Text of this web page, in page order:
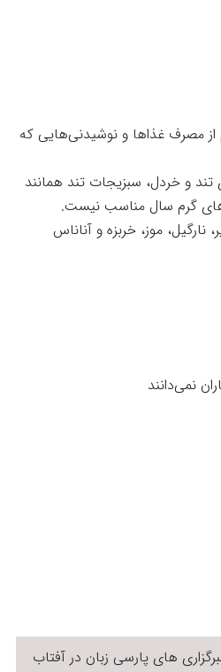
مصرف غذاها و نوشیدنی‌هایی که
و خردل، سبزیجات تند همانند
گرم سال مناسب نیست.
موز، خربزه و آناناس
نمی‌دانند
های پارسی زبان در آفتاب